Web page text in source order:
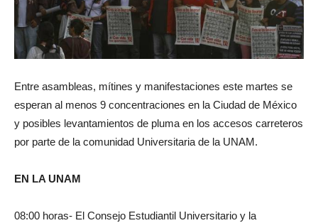
Entre asambleas, mítines y manifestaciones este martes se
esperan al menos 9 concentraciones en la Ciudad de México
y posibles levantamientos de pluma en los accesos carreteros
por parte de la comunidad Universitaria de la UNAM.
EN LA UNAM
08:00 horas- El Consejo Estudiantil Universitario y la